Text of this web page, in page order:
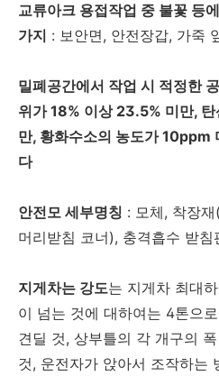
교류아크 용접작업 중 불꽃 등
가지 : 보안면, 안전장갑, 가죽
밀폐공간에서 작업 시 적정한
위가 18% 이상 23.5% 미만,
만, 황화수소의 농도가 10ppm
다
안전모 세부명칭 : 모체, 착장
머리받침 코너), 충격흡수 받
지게차는 강도는 지게차 최대
이 넘는 것에 대하여는 4톤으
견딜 것, 상부틀의 각 개구의
것, 운전자가 앉아서 조작하는